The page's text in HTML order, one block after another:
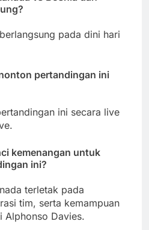
pada dini hari
pertandingan ini
ini secara live
kemenangan untuk
ini?
terletak pada
tim, serta kemampuan
Alphonso Davies.